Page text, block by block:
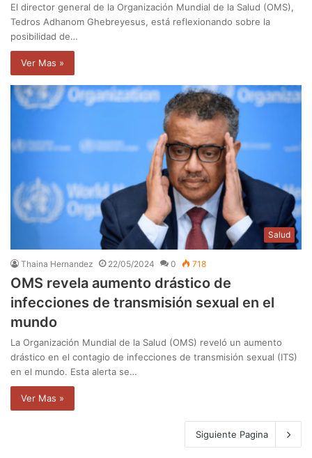
El director general de la Organización Mundial de la Salud (OMS),
Tedros Adhanom Ghebreyesus, está reflexionando sobre la
posibilidad de…
Ver Mas »
Salud
Thaina Hernandez 22/05/2024 0 718
OMS revela aumento drástico de
infecciones de transmisión sexual en el
mundo
La Organización Mundial de la Salud (OMS) reveló un aumento
drástico en el contagio de infecciones de transmisión sexual (ITS)
en el mundo. Esta alerta se…
Ver Mas »
Siguiente Pagina